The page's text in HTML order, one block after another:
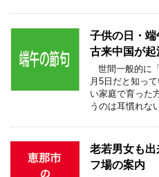
子供の日・
古来中国が
世間一般的に
月5日だと知っ
い家庭で育った
うのは耳慣れ
老若男女も
フ場の案内